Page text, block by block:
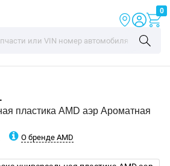
0
пластика AMD аэр Ароматная
О бренде AMD